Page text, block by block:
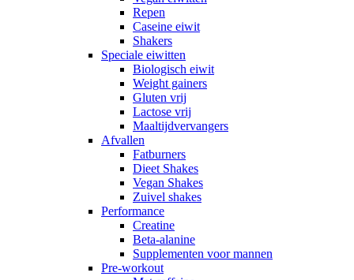
Repen
Caseine eiwit
Shakers
Speciale eiwitten
Biologisch eiwit
Weight gainers
Gluten vrij
Lactose vrij
Maaltijdvervangers
Afvallen
Fatburners
Dieet Shakes
Vegan Shakes
Zuivel shakes
Performance
Creatine
Beta-alanine
Supplementen voor mannen
Pre-workout